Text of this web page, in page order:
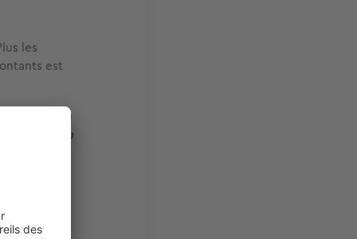
les
est
la vente
5 et 8 % du